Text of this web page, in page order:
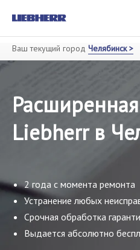
Ваш текущий город Челябинск >
Liebherr в
2 года с момента ремонта
Устранение любых
Срочная обработка
Выдается абсолютно